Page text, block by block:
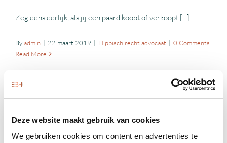
Deze website maakt gebruik van cookies
We gebruiken cookies om content en advertenties te
Zeg eens eerlijk, als jij een paard koopt of verkoopt [...]
Byadmin | 22 maart 2019 | Hippisch recht advocaat | 0 Comments
Read More